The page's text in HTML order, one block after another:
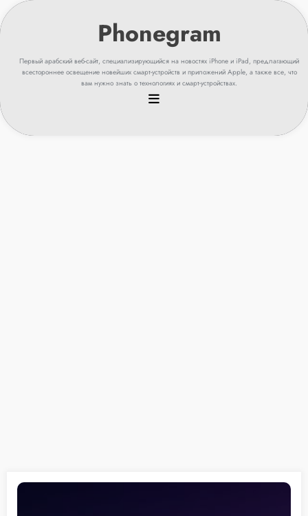
перейти
к
содержанию
Первый арабский веб-сайт, специализирующийся на новостях iPhone и iPad, предлагающий
всестороннее освещение новейших смарт-устройств и приложений Apple, а также все, что
вам нужно знать о технологиях и смарт-устройствах.